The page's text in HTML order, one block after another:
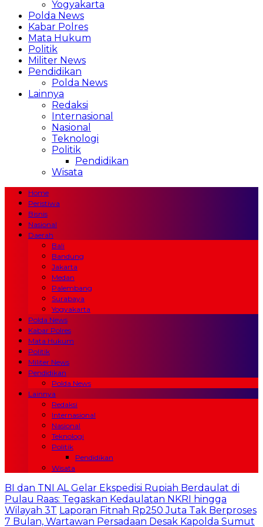
Yogyakarta
Polda News
Kabar Polres
Mata Hukum
Politik
Militer News
Pendidikan
Polda News
Lainnya
Redaksi
Internasional
Nasional
Teknologi
Politik
Pendidikan
Wisata
Home
Peristiwa
Bisnis
Nasional
Daerah
Bali
Bandung
Jakarta
Medan
Palembang
Surabaya
Yogyakarta
Polda News
Kabar Polres
Mata Hukum
Politik
Militer News
Pendidikan
Polda News
Lainnya
Redaksi
Internasional
Nasional
Teknologi
Politik
Pendidikan
Wisata
BI dan TNI AL Gelar Ekspedisi Rupiah Berdaulat di
Pulau Raas: Tegaskan Kedaulatan NKRI hingga
Wilayah 3T Laporan Fitnah Rp250 Juta Tak Berproses
7 Bulan, Wartawan Persadaan Desak Kapolda Sumut